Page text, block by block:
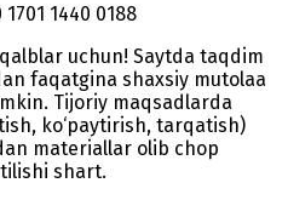
1701 1440 0188
uchun! Saytda taqdim
faqatgina shaxsiy mutolaa
Tijoriy maqsadlarda
ko‘paytirish, tarqatish)
materiallar olib chop
shart.